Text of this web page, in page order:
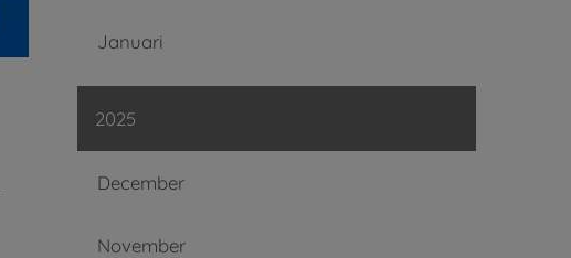
Januari
2025
December
November